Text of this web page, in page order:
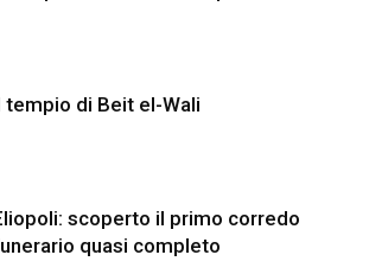
tempio di Beit el-Wali
scoperto il primo corredo
quasi completo